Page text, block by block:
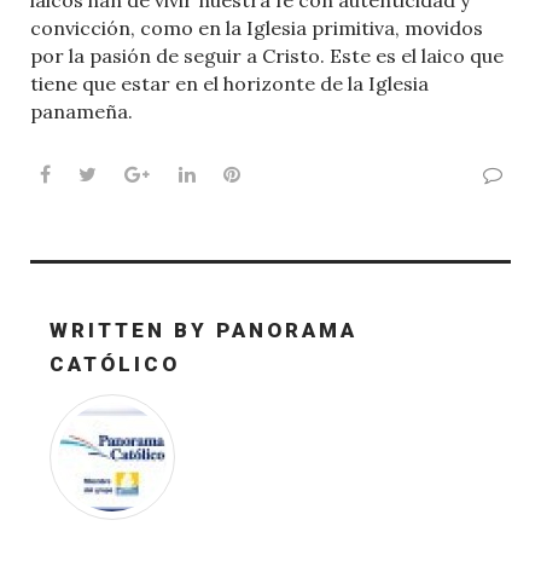
convicción, como en la Iglesia primitiva, movidos
por la pasión de seguir a Cristo. Este es el laico que
tiene que estar en el horizonte de la Iglesia
panameña.
Facebook
TwitterGoogle+LinkedInPinterest
WRITTEN BY PANORAMA
CATÓLICO